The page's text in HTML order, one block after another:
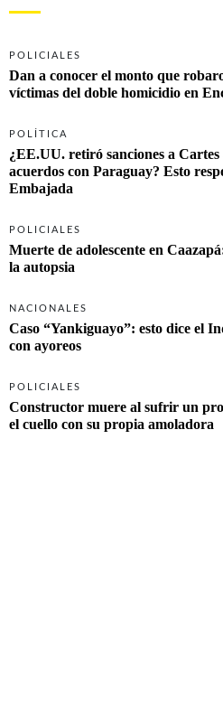
POLICIALES
Dan a conocer el monto que
víctimas del doble homicidio en
POLÍTICA
¿EE.UU. retiró sanciones a Cartes
acuerdos con Paraguay? Esto
Embajada
POLICIALES
Muerte de adolescente en
la autopsia
NACIONALES
Caso “Yankiguayo”: esto dice el
con ayoreos
POLICIALES
Constructor muere al sufrir un
el cuello con su propia amoladora